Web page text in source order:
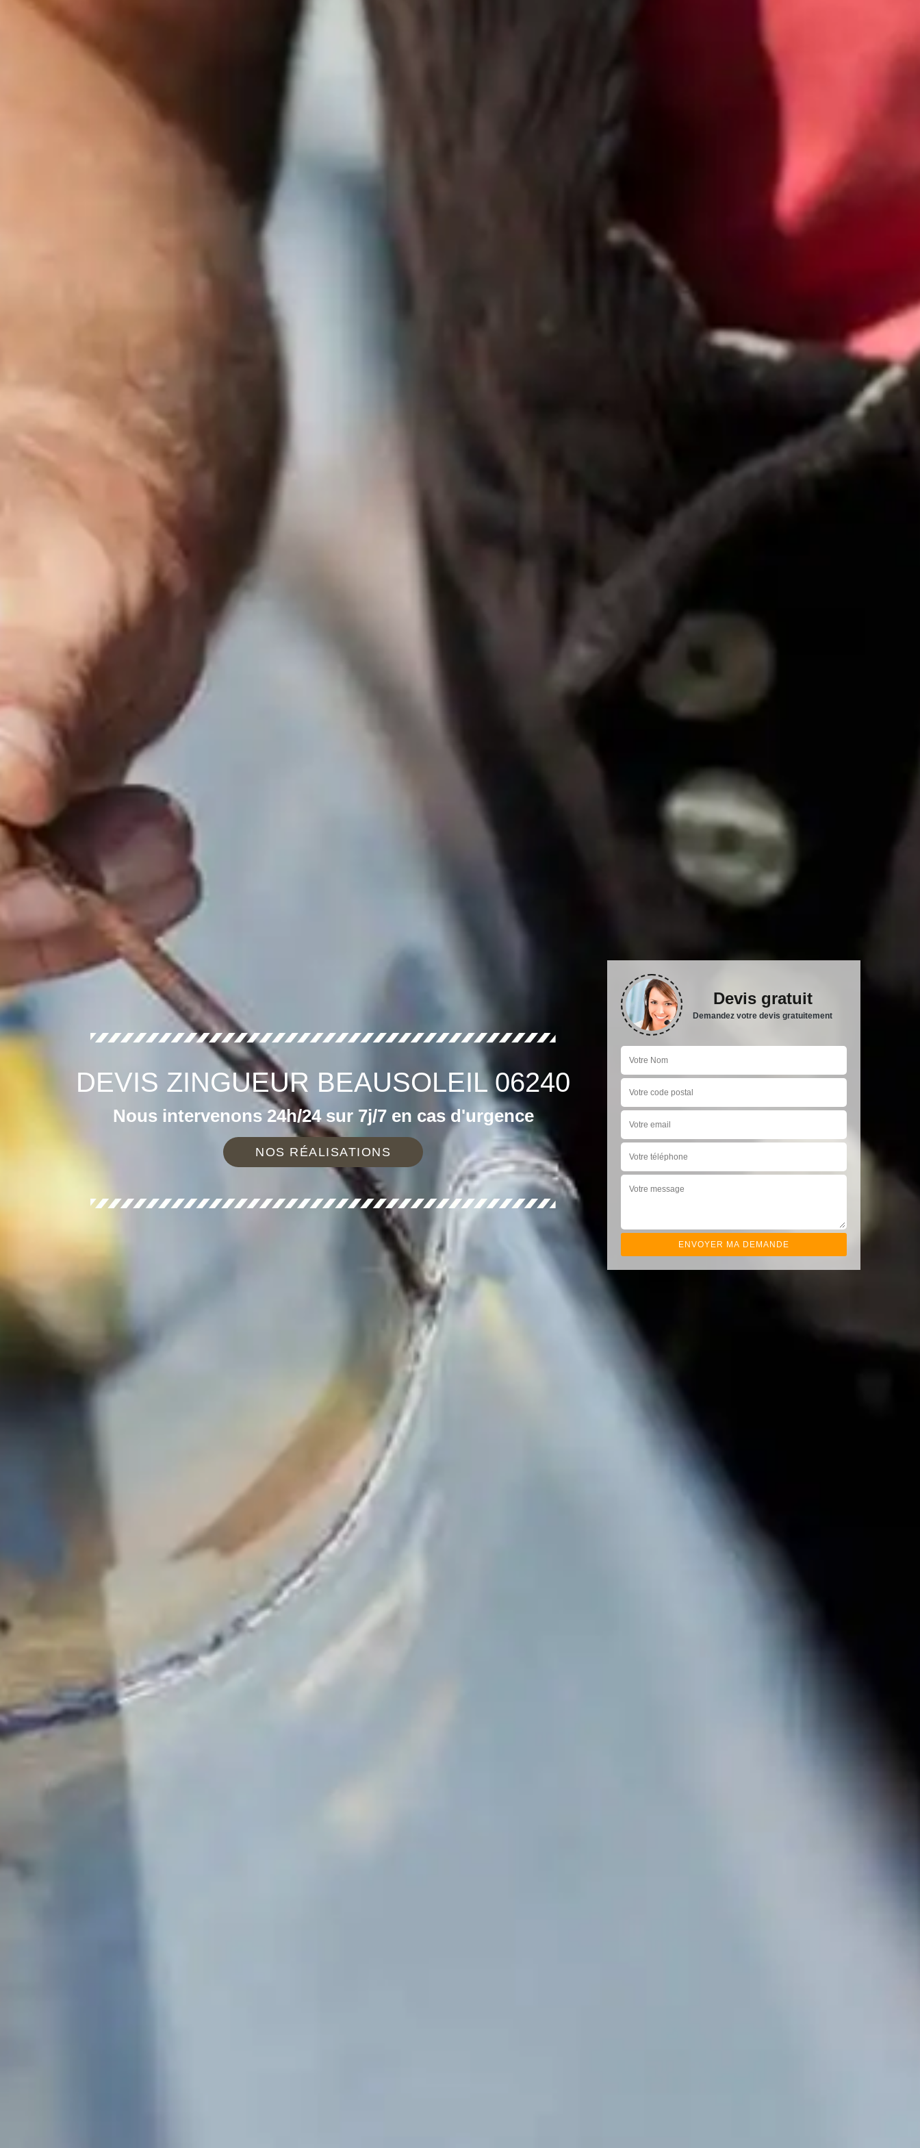
DEVIS ZINGUEUR BEAUSOLEIL 06240
Nous intervenons 24h/24 sur 7j/7 en cas d'urgence
NOS RÉALISATIONS
Devis gratuit
Demandez votre devis gratuitement